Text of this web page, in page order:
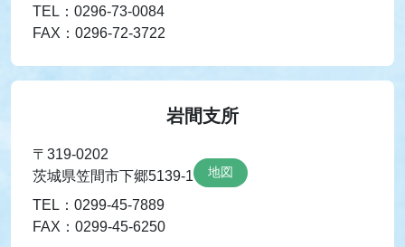
TEL：0296-73-0084
FAX：0296-72-3722
岩間支所
〒319-0202
茨城県笠間市下郷5139-1
地図
TEL：0299-45-7889
FAX：0299-45-6250